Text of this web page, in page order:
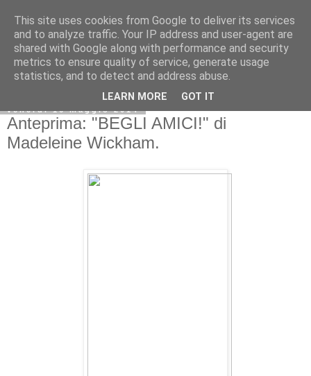
venerdì 16 maggio 2014
Anteprima: "BEGLI AMICI!" di
Madeleine Wickham.
This site uses cookies from Google to deliver its services
and to analyze traffic. Your IP address and user-agent are
shared with Google along with performance and security
metrics to ensure quality of service, generate usage
statistics, and to detect and address abuse.
LEARN MORE GOT IT